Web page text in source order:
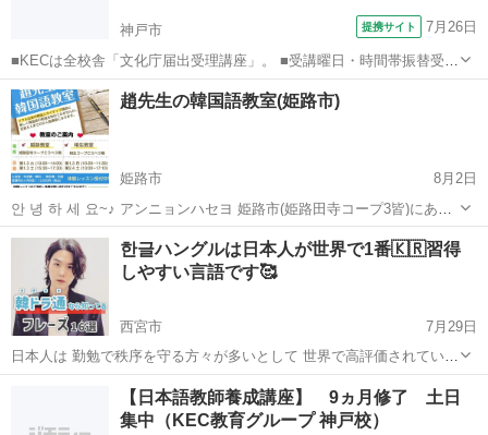
神戸市 提携サイト 7月26日
■KECは全校舎「文化庁届出受理講座」。 ■受講曜日・時間帯振替受
講、校舎間振替受講、休学制度、動画視聴（基礎理論）と資格への万
全なフォロー体制。 ■3年間無料再履修システム：入学から3年以内は
何度でも無料で再履修が可能（基...
兵庫 神戸市 その他
趙先生の韓国語教室(姫路市)
姫路市
8月2日
안 녕 하 세 요~♪ アンニョンハセヨ 姫路市(姫路田寺コープ3皆)にある
韓国語教室です。 韓国人ネイティブ講師と楽しく韓国語の勉強を始め
てみませんか？ 【教室案内】 ４名～８名までの少人数講座なので基礎
から...
兵庫 姫路市 クラス
한글ハングルは日本人が世界で1番🇰🇷習得
しやすい言語です🥰
西宮市
7月29日
日本人は 勤勉で秩序を守る方々が多いとして 世界で高評価されていま
すが 外国語マスターレベルは 世界で低評価なのが現実ですよね💦 い
くつか理由があると思いますが 習得に1番大切なポイントは ...
韓国語 レッスン
【日本語教師養成講座】 9ヵ月修了 土日
集中（KEC教育グループ 神戸校）